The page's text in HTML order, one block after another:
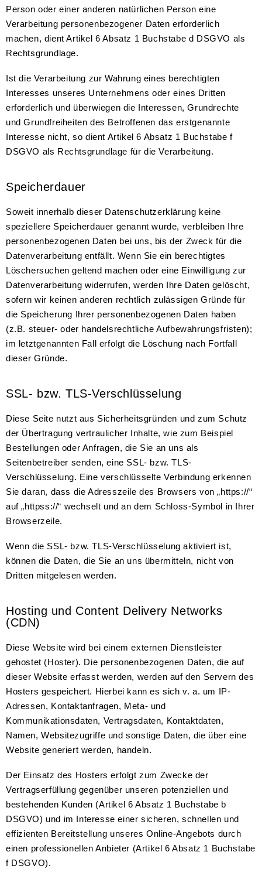
Person oder einer anderen natürlichen Person eine
Verarbeitung personenbezogener Daten erforderlich
machen, dient Artikel 6 Absatz 1 Buchstabe d DSGVO als
Rechtsgrundlage.
Ist die Verarbeitung zur Wahrung eines berechtigten
Interesses unseres Unternehmens oder eines Dritten
erforderlich und überwiegen die Interessen, Grundrechte
und Grundfreiheiten des Betroffenen das erstgenannte
Interesse nicht, so dient Artikel 6 Absatz 1 Buchstabe f
DSGVO als Rechtsgrundlage für die Verarbeitung.
Speicherdauer
Soweit innerhalb dieser Datenschutzerklärung keine
speziellere Speicherdauer genannt wurde, verbleiben Ihre
personenbezogenen Daten bei uns, bis der Zweck für die
Datenverarbeitung entfällt. Wenn Sie ein berechtigtes
Löschersuchen geltend machen oder eine Einwilligung zur
Datenverarbeitung widerrufen, werden Ihre Daten gelöscht,
sofern wir keinen anderen rechtlich zulässigen Gründe für
die Speicherung Ihrer personenbezogenen Daten haben
(z.B. steuer- oder handelsrechtliche Aufbewahrungsfristen);
im letztgenannten Fall erfolgt die Löschung nach Fortfall
dieser Gründe.
SSL- bzw. TLS-Verschlüsselung
Diese Seite nutzt aus Sicherheitsgründen und zum Schutz
der Übertragung vertraulicher Inhalte, wie zum Beispiel
Bestellungen oder Anfragen, die Sie an uns als
Seitenbetreiber senden, eine SSL- bzw. TLS-
Verschlüsselung. Eine verschlüsselte Verbindung erkennen
Sie daran, dass die Adresszeile des Browsers von „https://“
auf „httpss://“ wechselt und an dem Schloss-Symbol in Ihrer
Browserzeile.
Wenn die SSL- bzw. TLS-Verschlüsselung aktiviert ist,
können die Daten, die Sie an uns übermitteln, nicht von
Dritten mitgelesen werden.
Hosting und Content Delivery Networks
(CDN)
Diese Website wird bei einem externen Dienstleister
gehostet (Hoster). Die personenbezogenen Daten, die auf
dieser Website erfasst werden, werden auf den Servern des
Hosters gespeichert. Hierbei kann es sich v. a. um IP-
Adressen, Kontaktanfragen, Meta- und
Kommunikationsdaten, Vertragsdaten, Kontaktdaten,
Namen, Websitezugriffe und sonstige Daten, die über eine
Website generiert werden, handeln.
Der Einsatz des Hosters erfolgt zum Zwecke der
Vertragserfüllung gegenüber unseren potenziellen und
bestehenden Kunden (Artikel 6 Absatz 1 Buchstabe b
DSGVO) und im Interesse einer sicheren, schnellen und
effizienten Bereitstellung unseres Online-Angebots durch
einen professionellen Anbieter (Artikel 6 Absatz 1 Buchstabe
f DSGVO).